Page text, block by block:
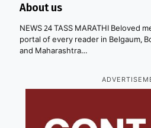
About us
NEWS 24 TASS MARATHI Beloved
portal of every reader in Belgaum,
and Maharashtra…